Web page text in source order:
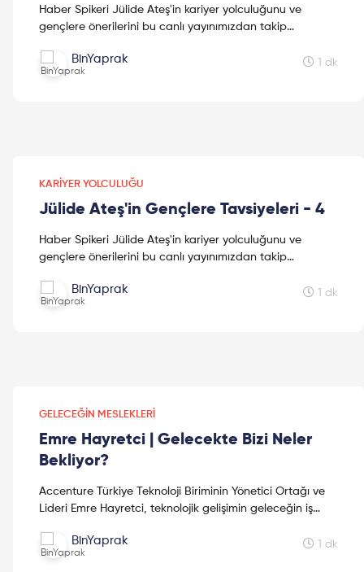
Haber Spikeri Jülide Ateş'in kariyer yolculuğunu ve
gençlere önerilerini bu canlı yayınımızdan takip
Bo...
BinYaprak 1 dk
KARIYER YOLCULUĞU
Jülide Ateş'in Gençlere Tavsiyeleri - 4
Haber Spikeri Jülide Ateş'in kariyer yolculuğunu ve
gençlere önerilerini bu canlı yayınımızdan takip
Bo...
BinYaprak 1 dk
GELECEĞIN MESLEKLERI
Emre Hayretci | Gelecekte Bizi Neler
Bekliyor?
Accenture Türkiye Teknoloji Biriminin Yönetici Ortağı ve
Lideri Emre Hayretci, teknolojik gelişimin geleceğin iş
BinYaprak 1 dk